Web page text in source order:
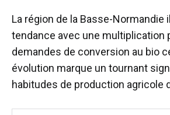
La région de la Basse-
tendance avec une multiplication
demandes de conversion au bio
évolution marque un tournant
habitudes de production agricole